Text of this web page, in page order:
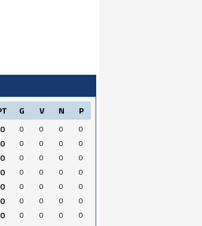
G V N P
0 0 0 0
0
0 0 0 0
0
0 0 0 0
0
0 0 0 0
0
0 0 0 0
0
0 0 0 0
0
0 0 0 0
0